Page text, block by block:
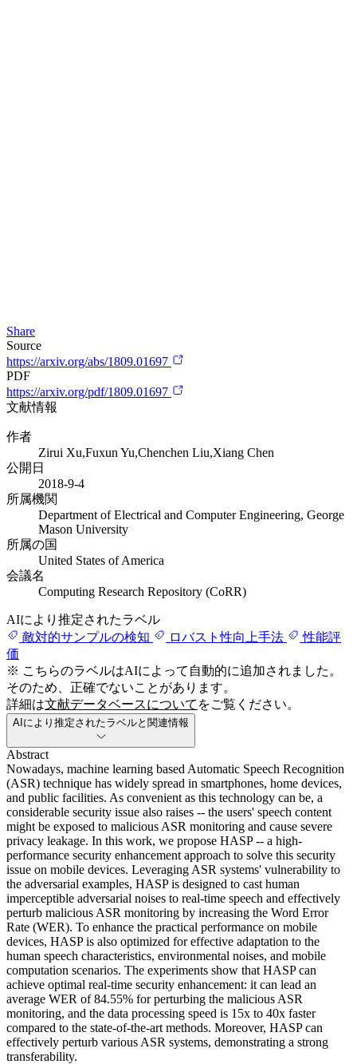
Share
Source
https://arxiv.org/abs/1809.01697
PDF
https://arxiv.org/pdf/1809.01697
文献情報
作者
Zirui Xu,Fuxun Yu,Chenchen Liu,Xiang Chen
公開日
2018-9-4
所属機関
Department of Electrical and Computer Engineering, George
Mason University
所属の国
United States of America
会議名
Computing Research Repository (CoRR)
AIにより推定されたラベル
敵対的サンプルの検知
ロバスト性向上手法
性能評
価
※ こちらのラベルはAIによって自動的に追加されました。
そのため、正確でないことがあります。
詳細は文献データベースについて をご覧ください。
AIにより推定されたラベルと関連情報
Abstract
Nowadays, machine learning based Automatic Speech Recognition
(ASR) technique has widely spread in smartphones, home devices,
and public facilities. As convenient as this technology can be, a
considerable security issue also raises -- the users' speech content
might be exposed to malicious ASR monitoring and cause severe
privacy leakage. In this work, we propose HASP -- a high-
performance security enhancement approach to solve this security
issue on mobile devices. Leveraging ASR systems' vulnerability to
the adversarial examples, HASP is designed to cast human
imperceptible adversarial noises to real-time speech and effectively
perturb malicious ASR monitoring by increasing the Word Error
Rate (WER). To enhance the practical performance on mobile
devices, HASP is also optimized for effective adaptation to the
human speech characteristics, environmental noises, and mobile
computation scenarios. The experiments show that HASP can
achieve optimal real-time security enhancement: it can lead an
average WER of 84.55% for perturbing the malicious ASR
monitoring, and the data processing speed is 15x to 40x faster
compared to the state-of-the-art methods. Moreover, HASP can
effectively perturb various ASR systems, demonstrating a strong
transferability.